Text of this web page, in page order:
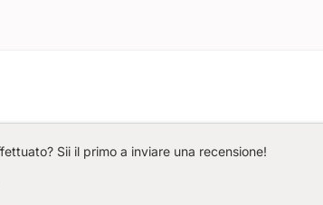
Sii il primo a inviare una recensione!